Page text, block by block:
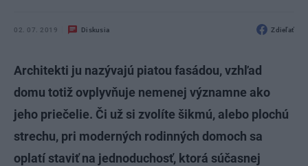
02. 07. 2019 Diskusia Zdieľať
Architekti ju nazývajú piatou fasádou, vzhľad
domu totiž ovplyvňuje nemenej významne ako
jeho priečelie. Či už si zvolíte šikmú, alebo plochú
strechu, pri moderných rodinných domoch sa
oplatí staviť na jednoduchosť, ktorá súčasnej